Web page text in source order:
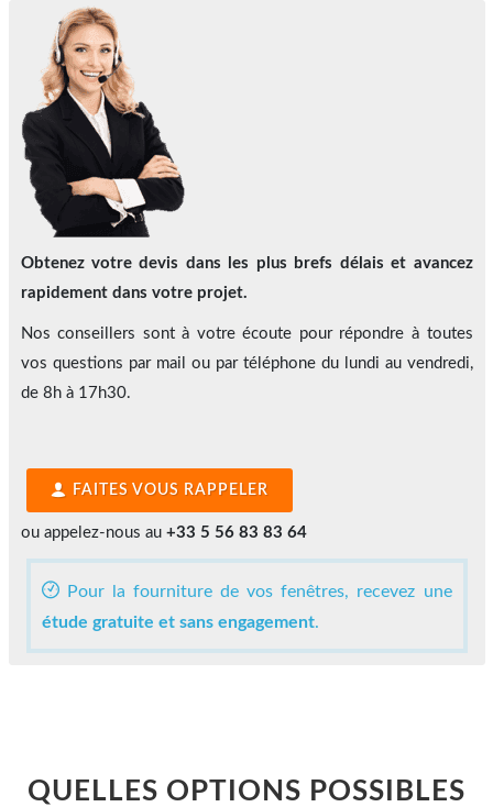
Obtenez votre devis dans les plus brefs délais et avancez
rapidement dans votre projet.
Nos conseillers sont à votre écoute pour répondre à toutes
vos questions par mail ou par téléphone du lundi au vendredi,
de 8h à 17h30.
FAITES VOUS RAPPELER
ou appelez-nous au +33 5 56 83 83 64
Pour la fourniture de vos fenêtres, recevez une
étude gratuite et sans engagement.
QUELLES OPTIONS POSSIBLES